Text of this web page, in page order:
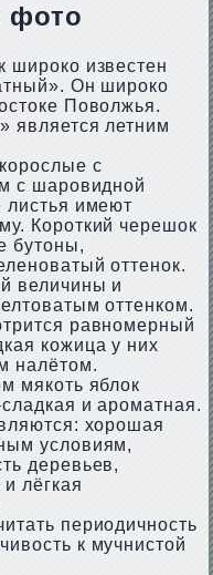
фото
широко известен
Он широко
Поволжья.
является летним
с
с шаровидной
листья имеют
Короткий черешок
бутоны,
оттенок.
величины и
оттенком.
равномерный
кожица у них
налётом.
мякоть яблок
и ароматная.
хорошая
условиям,
деревьев,
лёгкая
периодичность
к мучнистой